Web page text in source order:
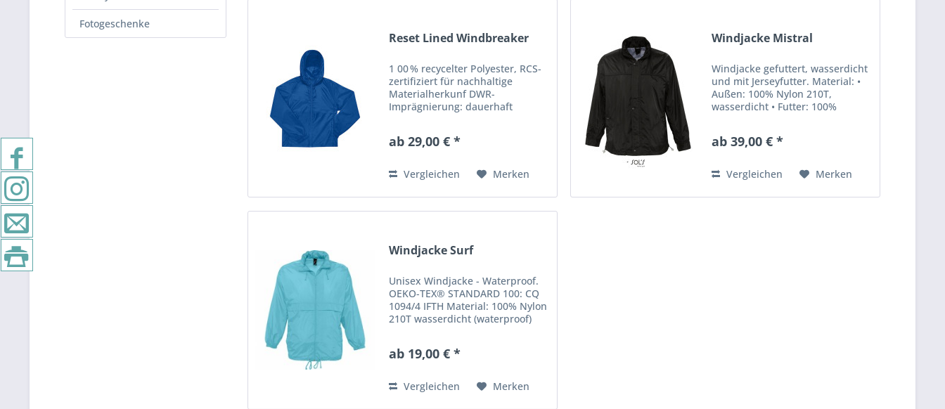
Fotogeschenke
Reset Lined Windbreaker
1 00 % recycelter Polyester, RCS-
zertifiziert für nachhaltige
Materialherkunf DWR-
Imprägnierung: dauerhaft
Futter aus Polyester sorgt für
gleichzeitigem...
ab 29,00 € *
Vergleichen Merken
Windjacke Mistral
Windjacke gefuttert, wasserdicht
und mit Jerseyfutter. Material: •
Außen: 100% Nylon 210T,
wasserdicht • Futter: 100%
Druckknöpfen , mit
Bündchen , viele...
ab 39,00 € *
Vergleichen Merken
Windjacke Surf
Unisex Windjacke - Waterproof.
OEKO-TEX® STANDARD 100: CQ
1094/4 IFTH Material: 100% Nylon
210T wasserdicht (waterproof)
verstaubar Einstecktasche mit
mit...
ab 19,00 € *
Vergleichen Merken